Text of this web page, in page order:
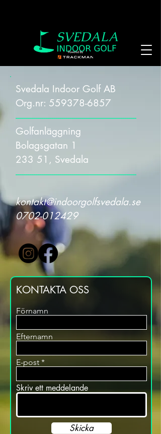
Svedala Indoor Golf AB
Org.nr: 559378-6857
------------------------------------------------------------
Golfanläggning
Bolagsgatan 1
233 51, Svedala
------------------------------------------------------------
kontakt@indoorgolfsvedala.se
0702-012429
KONTAKTA OSS
Förnamn
Efternamn
E-post
Skriv ett meddelande
Skicka